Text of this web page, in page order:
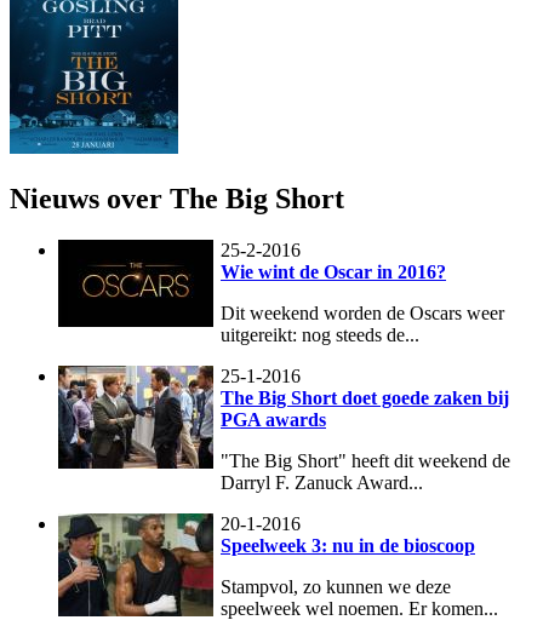
Nieuws over The Big Short
25-2-2016
Wie wint de Oscar in 2016?
Dit weekend worden de Oscars weer
uitgereikt: nog steeds de...
25-1-2016
The Big Short doet goede zaken bij
PGA awards
"The Big Short" heeft dit weekend de
Darryl F. Zanuck Award...
20-1-2016
Speelweek 3: nu in de bioscoop
Stampvol, zo kunnen we deze
speelweek wel noemen. Er komen...